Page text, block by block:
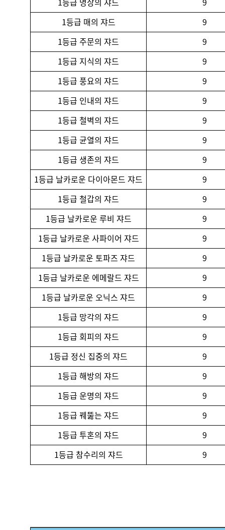
1등급 매의 쟈드
9
1등급 주문의 쟈드
9
1등급 지식의 쟈드
9
1등급 풍요의 쟈드
9
1등급 인내의 쟈드
9
1등급 철벽의 쟈드
9
1등급 균열의 쟈드
9
1등급 생존의 쟈드
9
1등급 날카로운 다이아몬드 쟈드
9
1등급 철갑의 쟈드
9
1등급 날카로운 루비 쟈드
9
1등급 날카로운 사파이어 쟈드
9
1등급 날카로운 토파즈 쟈드
9
1등급 날카로운 에메랄드 쟈드
9
1등급 날카로운 오닉스 쟈드
9
1등급 망각의 쟈드
9
1등급 회피의 쟈드
9
1등급 정신 집중의 쟈드
9
1등급 해방의 쟈드
9
1등급 운명의 쟈드
9
1등급 꿰뚫는 쟈드
9
1등급 투혼의 쟈드
9
1등급 참수리의 쟈드
9